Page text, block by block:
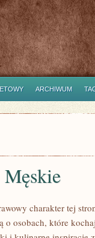
ARCHIWUM
charakter tej
o osobach, które